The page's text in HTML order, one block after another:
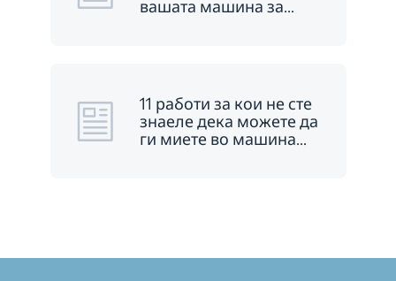
вашата машина за…
11 работи за кои не сте
знаеле дека можете да
ги миете во машина…